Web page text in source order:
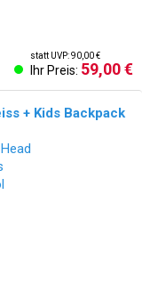
statt UVP: 90,00 €
Ihr Preis: 59,00 €
+ Kids Backpack